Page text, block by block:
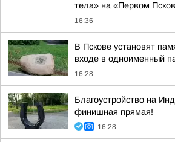
тела» на «Первом
16:36
В Пскове установят
входе в одноименный
16:28
Благоустройство на
финишная прямая!
16:28